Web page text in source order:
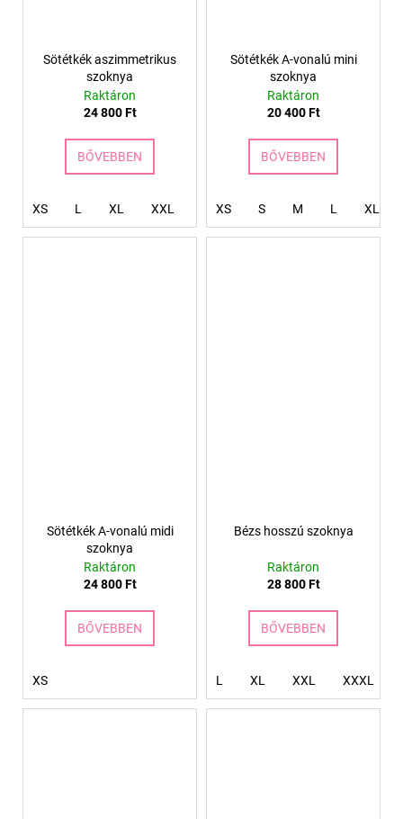
Sötétkék aszimmetrikus
szoknya
Raktáron
24 800 Ft
BŐVEBBEN
XS L XL XXL XXXL 4XL
Sötétkék A-vonalú mini
szoknya
Raktáron
20 400 Ft
BŐVEBBEN
XS S M L XL
Sötétkék A-vonalú midi
szoknya
Raktáron
24 800 Ft
BŐVEBBEN
XS
Bézs hosszú szoknya
Raktáron
28 800 Ft
BŐVEBBEN
L XL XXL XXXL